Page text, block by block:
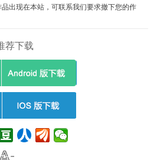
出现在本站，可联系我们要求撤下您的作
荐下载